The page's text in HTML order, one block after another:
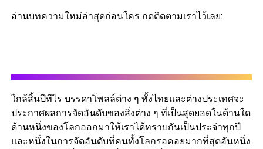
อ่านบทความใหม่ล่าสุดก่อนใคร กดติดตามเราไว้เลย:
ใกล้สิ้นปีทีไร บรรดาโพลล์ต่าง ๆ ทั้งไทยและต่างประเทศจะ
ประกาศผลการจัดอันดับของสิ่งต่าง ๆ ที่เป็นสุดยอดในด้านใด
ด้านหนึ่งของโลกออกมาให้เราได้ทราบกันเป็นประจำทุกปี
และหนึ่งในการจัดอันดับที่คนทั้งโลกรอคอยมากที่สุดอันหนึ่ง